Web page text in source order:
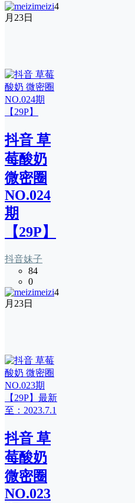
meizi4
月23日
抖音 草
莓酸奶
微密圈
NO.024
期
【29P】
抖音妹子
84
0
meizi4
月23日
抖音 草
莓酸奶
微密圈
NO.023